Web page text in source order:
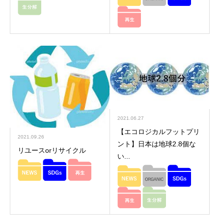
2021.09.26
リユースorリサイクル
2021.06.27
【エコロジカルフットプリ
ント】日本は地球2.8個な
い...